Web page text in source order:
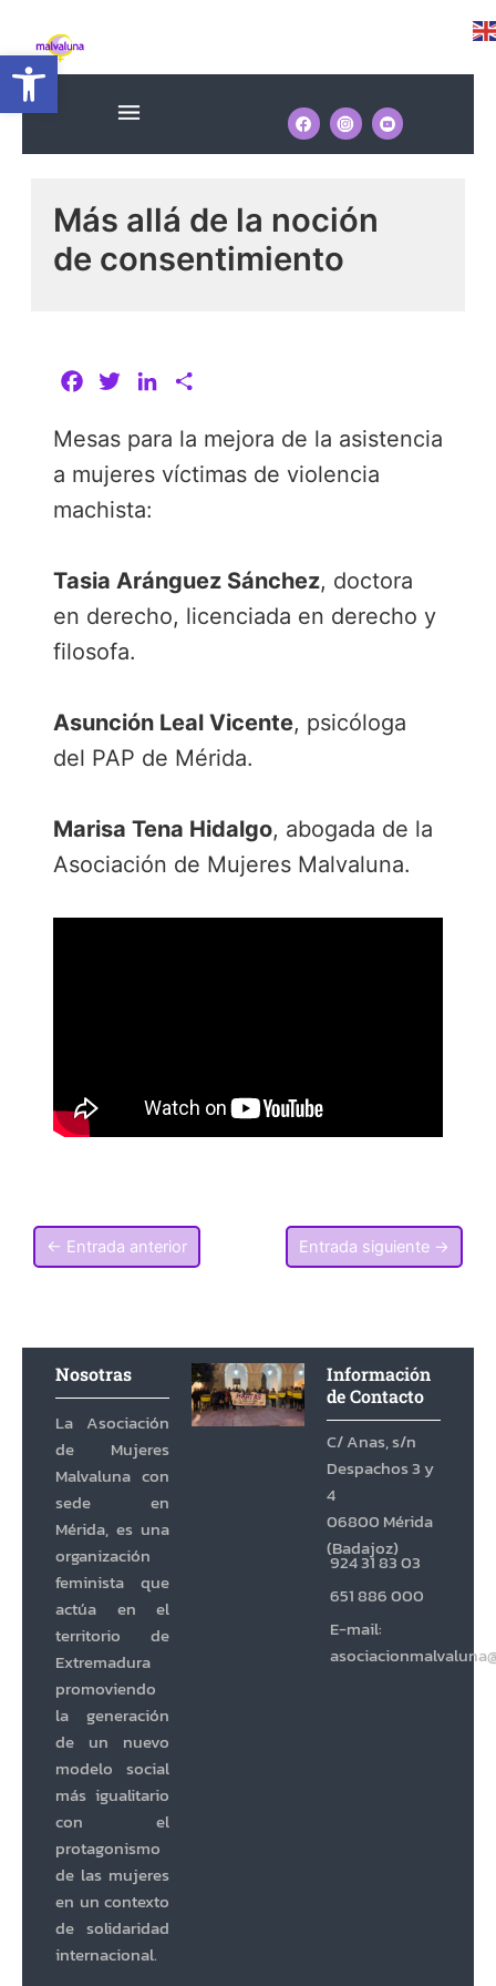
Abrir barra de herramientas
Menú
Más allá de la noción
de consentimiento
c
e
o
k
t
t
e
n
k
n
m
p
i
r
Mesas para la mejora de la asistencia
a mujeres víctimas de violencia
machista:
Tasia Aránguez Sánchez, doctora
en derecho, licenciada en derecho y
filosofa.
Asunción Leal Vicente, psicóloga
del PAP de Mérida.
Marisa Tena Hidalgo, abogada de la
Asociación de Mujeres Malvaluna.
← Entrada anterior Entrada siguiente →
Nosotras
La Asociación
de Mujeres
Malvaluna con
sede en
Mérida, es una
organización
feminista que
actúa en el
territorio de
Extremadura
promoviendo
la generación
de un nuevo
modelo social
más igualitario
con el
protagonismo
de las mujeres
en un contexto
de solidaridad
internacional.
Información
de Contacto
C/ Anas, s/n
Despachos 3 y
4
06800 Mérida
(Badajoz)
924 31 83 03
651 886 000
E-mail: